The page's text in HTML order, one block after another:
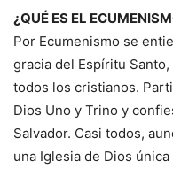
¿QUÉ ES EL
Por Ecumenismo se
gracia del Espíritu
todos los cristianos.
Dios Uno y Trino y
Salvador. Casi todos,
una Iglesia de Dios